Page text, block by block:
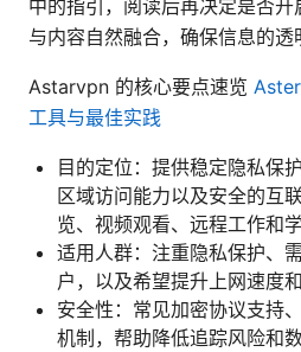
中的指引，阅读后再决定是否
与内容自然融合，确保信息的透
Astarvpn 的核心要点速览
工具与最佳实践
目的定位：提供稳定隐私保
区域访问能力以及安全的互
览、视频观看、远程工作和
适用人群：注重隐私保护、
户，以及希望提升上网速度
安全性：常见加密协议支持
机制，帮助降低追踪风险和